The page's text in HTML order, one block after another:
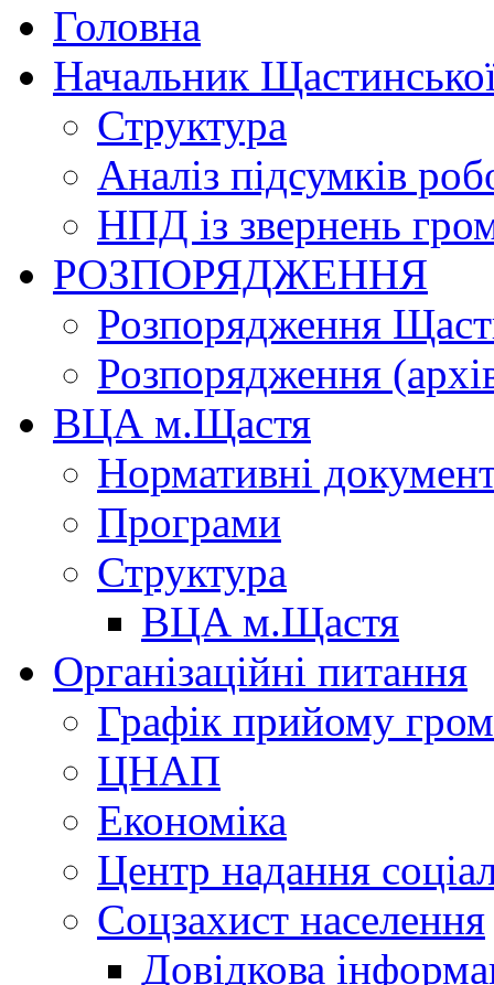
Головна
Начальник
Структура
Аналіз підсумків
НПД із звернень
РОЗПОРЯДЖЕННЯ
Розпорядження
Розпорядження
ВЦА м.Щастя
Нормативні
Програми
Структура
ВЦА м.Щастя
Організаційні питання
Графік прийому
ЦНАП
Економіка
Центр надання
Соцзахист населення
Довідкова